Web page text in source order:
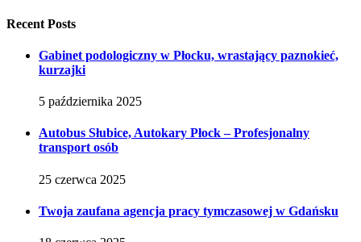
Recent Posts
Gabinet podologiczny w Płocku, wrastający paznokieć,
kurzajki
5 października 2025
Autobus Słubice, Autokary Płock – Profesjonalny
transport osób
25 czerwca 2025
Twoja zaufana agencja pracy tymczasowej w Gdańsku